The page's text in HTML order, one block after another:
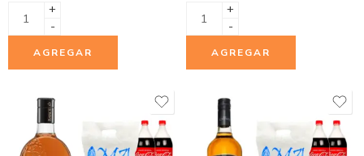
+
-
AGREGAR
+
-
AGREGAR